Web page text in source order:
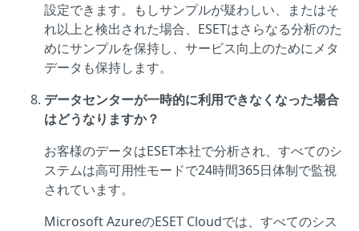
設定できます。もしサンプルが疑わしい、またはそ
れ以上と検出された場合、ESETはさらなる分析のた
めにサンプルを保持し、サービス向上のためにメタ
データも保持します。
データセンターが一時的に利用できなくなった場合
はどうなりますか？
お客様のデータはESET本社で分析され、すべてのシ
ステムは高可用性モードで24時間365日体制で監視
されています。
Microsoft AzureのESET Cloudでは、すべてのシス